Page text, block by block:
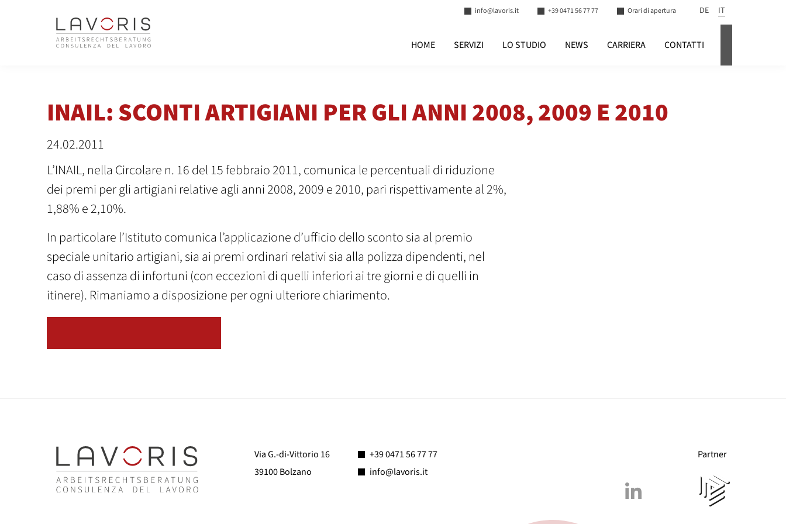
HOME SERVIZI LO STUDIO NEWS CARRIERA CONTATTI
info@lavoris.it +39 0471 56 77 77 Orari di apertura DE IT
INAIL: SCONTI ARTIGIANI PER GLI ANNI 2008, 2009 E 2010
24.02.2011
L’INAIL, nella Circolare n. 16 del 15 febbraio 2011, comunica le percentuali di riduzione
dei premi per gli artigiani relative agli anni 2008, 2009 e 2010, pari rispettivamente al 2%,
1,88% e 2,10%.
In particolare l’Istituto comunica l’applicazione d’ufficio dello sconto sia al premio
speciale unitario artigiani, sia ai premi ordinari relativi sia alla polizza dipendenti, nel
caso di assenza di infortuni (con eccezioni di quelli inferiori ai tre giorni e di quelli in
itinere). Rimaniamo a disposizione per ogni ulteriore chiarimento.
Via G.-di-Vittorio 16
39100 Bolzano
+39 0471 56 77 77
info@lavoris.it
Partner